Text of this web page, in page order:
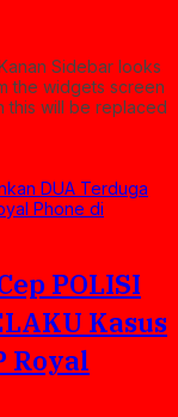
Sidebar looks
the widgets screen
this will be replaced
POLISI
Kasus
Royal